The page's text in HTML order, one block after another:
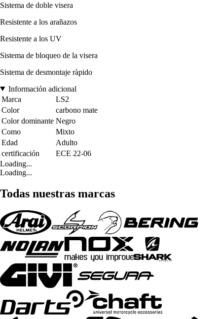
Sistema de doble visera
Resistente a los arañazos
Resistente a los UV
Sistema de bloqueo de la visera
Sistema de desmontaje ràpido
Información adicional
Marca
LS2
Color
carbono mate
Color dominante Negro
Como
Mixto
Edad
Adulto
certificación
ECE 22-06
Loading...
Loading...
Todas nuestras marcas